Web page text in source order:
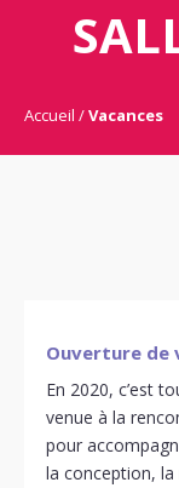
Accueil Vacances
Ouverture de
En 2020, c’est
venue à la
pour
la conception,